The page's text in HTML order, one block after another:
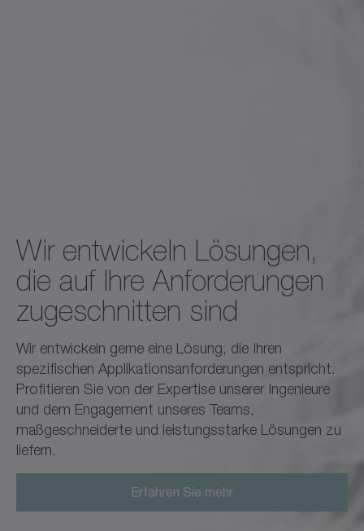
Wir entwickeln Lösungen,
die auf Ihre Anforderungen
zugeschnitten sind
Wir entwickeln gerne eine Lösung, die Ihren
spezifischen Applikationsanforderungen entspricht.
Profitieren Sie von der Expertise unserer Ingenieure
und dem Engagement unseres Teams,
maßgeschneiderte und leistungsstarke Lösungen zu
liefern.
Erfahren Sie mehr